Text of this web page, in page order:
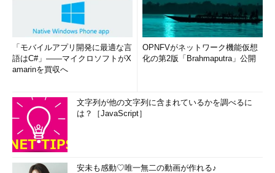
ラボ環境のメモリが足りない！ あるサーバアプリのハー
ドウェア要件が右肩上がりな件について
IEサポート終了直前！ Windows 10の「IEのバージョン情
報」はいつ変わったの？ いつでしょう？
再起動後のWindows 10、ホントに誰もいない？ 誰か入っ
Windowsからの「レガシーEdge」「Flash」“完全削除”に
立ち会う
世にも奇妙な「Windows 10」
MicrosoftのWebサイト、迷子のご案内
4月になればEdgeは……2021年4月、レガシーな
「モバイルアプリ開発に最適な言
語はC#」――マイクロソフトがX
amarinを買収へ
OPNFVがネットワーク機能仮想
化の第2版「Brahmaputra」公開
文字列が他の文字列に含まれているかを調べるに
は？［JavaScript］
安未も感動♡唯一無二の動画が作れる♪